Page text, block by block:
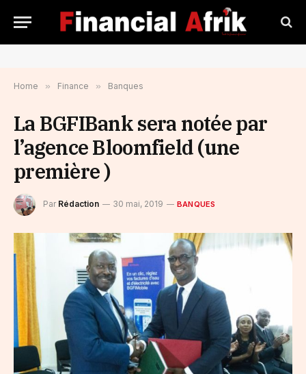
Home » Finance » Banques
La BGFIBank sera notée par
l’agence Bloomfield (une
première )
Par Rédaction 30 mai, 2019 BANQUES